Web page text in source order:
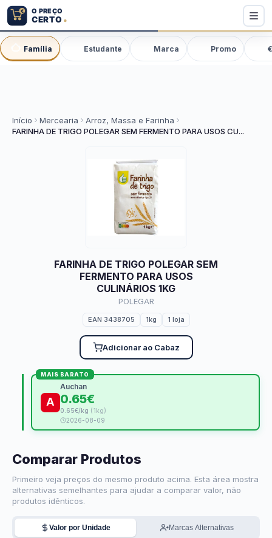
Família Estudante Marca Promo
Início Mercearia
Arroz, Massa e Farinha
FARINHA DE TRIGO POLEGAR SEM FERMENTO PARA USOS CU...
Auchan
0.65€
0.65€/kg (1kg)
2026-08-09
MAIS BARATO
FARINHA DE TRIGO POLEGAR SEM
FERMENTO PARA USOS
CULINÁRIOS 1KG
POLEGAR
EAN 3438705 1kg 1 loja
Adicionar ao Cabaz
Comparar Produtos
Primeiro veja preços do mesmo produto acima. Esta área mostra
alternativas semelhantes para ajudar a comparar valor, não
produtos idênticos.
Valor por Unidade Marcas Alternativas